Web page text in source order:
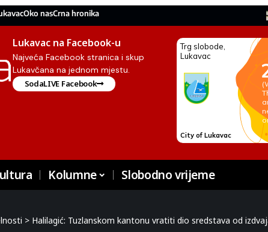
Oko nasCrna hronika
Lukavac na Facebook-u
Najveća Facebook stranica i skup
Lukavčana na jednom mjestu.
SodaLIVE Facebook
Kolumne Slobodno vrijeme
> Halilagić: Tuzlanskom kantonu vratiti dio sredstava od